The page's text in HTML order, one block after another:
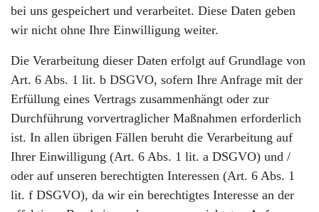
bei uns gespeichert und verarbeitet. Diese Daten geben
wir nicht ohne Ihre Einwilligung weiter.
Die Verarbeitung dieser Daten erfolgt auf Grundlage von
Art. 6 Abs. 1 lit. b DSGVO, sofern Ihre Anfrage mit der
Erfüllung eines Vertrags zusammenhängt oder zur
Durchführung vorvertraglicher Maßnahmen erforderlich
ist. In allen übrigen Fällen beruht die Verarbeitung auf
Ihrer Einwilligung (Art. 6 Abs. 1 lit. a DSGVO) und /
oder auf unseren berechtigten Interessen (Art. 6 Abs. 1
lit. f DSGVO), da wir ein berechtigtes Interesse an der